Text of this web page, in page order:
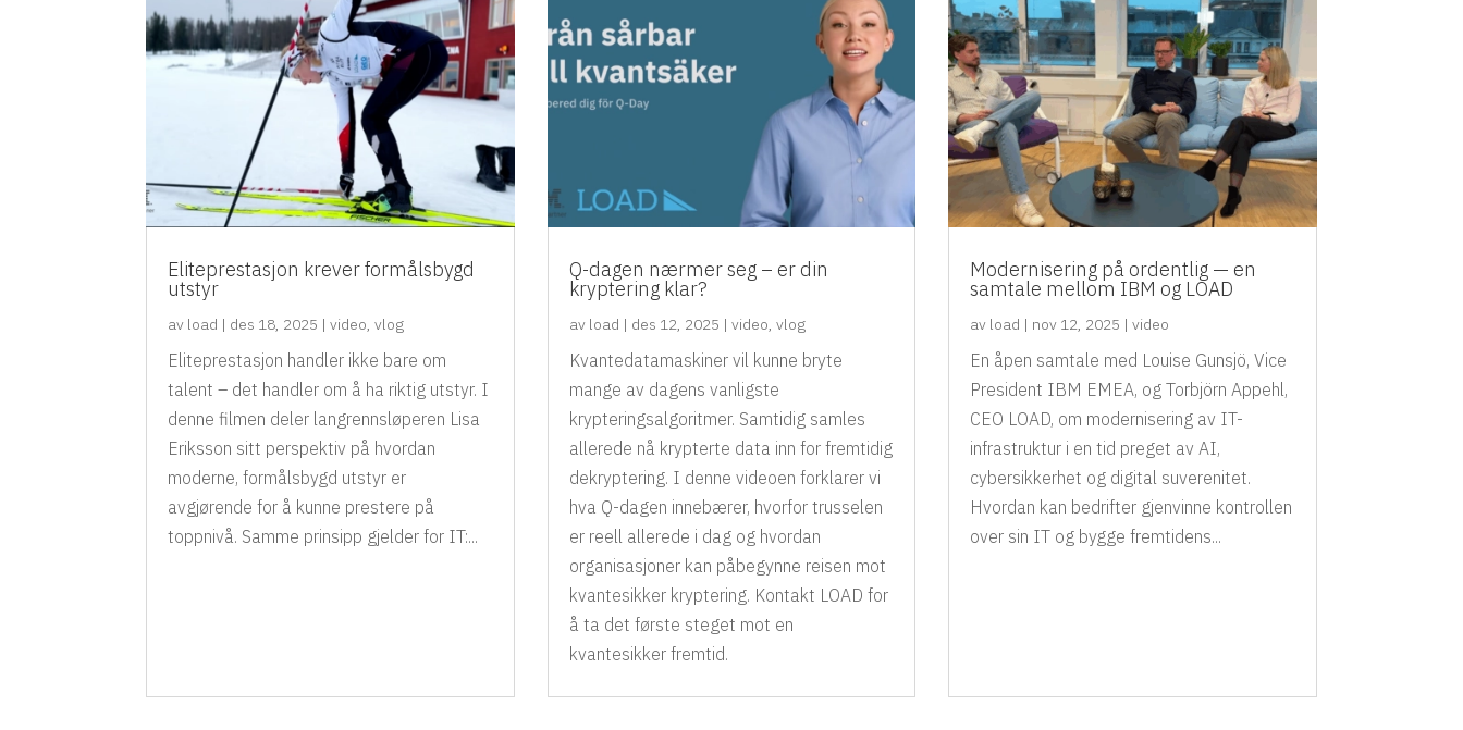
Eliteprestasjon krever formålsbygd
utstyr
av load | des 18, 2025 |video,vlog
Eliteprestasjon handler ikke bare om
talent – det handler om å ha riktig utstyr. I
denne filmen deler langrennsløperen Lisa
Eriksson sitt perspektiv på hvordan
moderne, formålsbygd utstyr er
avgjørende for å kunne prestere på
toppnivå. Samme prinsipp gjelder for IT:...
Q-dagen nærmer seg – er din
kryptering klar?
av load | des 12, 2025 | video, vlog
Kvantedatamaskiner vil kunne bryte
mange av dagens vanligste
krypteringsalgoritmer. Samtidig samles
allerede nå krypterte data inn for fremtidig
dekryptering. I denne videoen forklarer vi
hva Q-dagen innebærer, hvorfor trusselen
er reell allerede i dag og hvordan
organisasjoner kan påbegynne reisen mot
kvantesikker kryptering. Kontakt LOAD for
å ta det første steget mot en
kvantesikker fremtid.
Modernisering på ordentlig — en
samtale mellom IBM og LOAD
av load | nov 12, 2025 |video
En åpen samtale med Louise Gunsjö, Vice
President IBM EMEA, og Torbjörn Appehl,
CEO LOAD, om modernisering av IT-
infrastruktur i en tid preget av AI,
cybersikkerhet og digital suverenitet.
Hvordan kan bedrifter gjenvinne kontrollen
over sin IT og bygge fremtidens...